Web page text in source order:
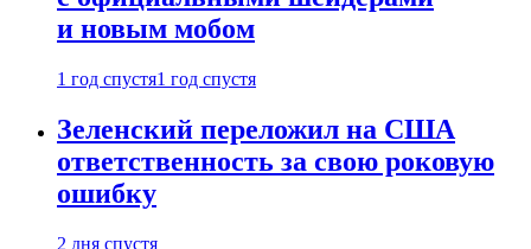
и новым мобом
1 год спустя1 год спустя
Зеленский переложил на США
ответственность за свою роковую
ошибку
2 дня спустя